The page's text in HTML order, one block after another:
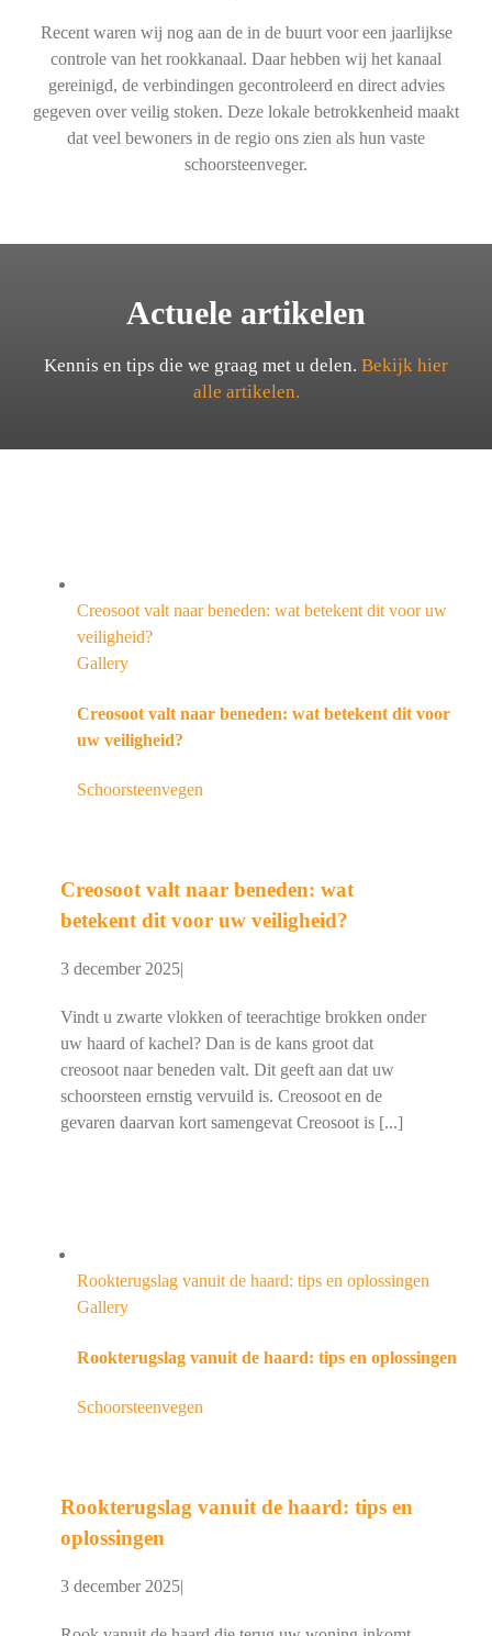
Recent waren wij nog aan de in de buurt voor een jaarlijkse
controle van het rookkanaal. Daar hebben wij het kanaal
gereinigd, de verbindingen gecontroleerd en direct advies
gegeven over veilig stoken. Deze lokale betrokkenheid maakt
dat veel bewoners in de regio ons zien als hun vaste
schoorsteenveger.
Actuele artikelen
Kennis en tips die we graag met u delen. Bekijk hier
alle artikelen.
Creosoot valt naar beneden: wat betekent dit voor uw
veiligheid?
Gallery
Creosoot valt naar beneden: wat betekent dit voor
uw veiligheid?
Schoorsteenvegen
Creosoot valt naar beneden: wat
betekent dit voor uw veiligheid?
3 december 2025|
Vindt u zwarte vlokken of teerachtige brokken onder
uw haard of kachel? Dan is de kans groot dat
creosoot naar beneden valt. Dit geeft aan dat uw
schoorsteen ernstig vervuild is. Creosoot en de
gevaren daarvan kort samengevat Creosoot is [...]
Rookterugslag vanuit de haard: tips en oplossingen
Gallery
Rookterugslag vanuit de haard: tips en oplossingen
Schoorsteenvegen
Rookterugslag vanuit de haard: tips en
oplossingen
3 december 2025|